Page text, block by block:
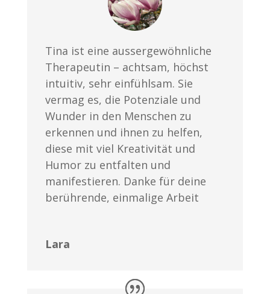
Tina ist eine aussergewöhnliche
Therapeutin – achtsam, höchst
intuitiv, sehr einfühlsam. Sie
vermag es, die Potenziale und
Wunder in den Menschen zu
erkennen und ihnen zu helfen,
diese mit viel Kreativität und
Humor zu entfalten und
manifestieren. Danke für deine
berührende, einmalige Arbeit
Lara